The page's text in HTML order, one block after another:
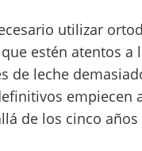
utilizar
estén atentos a
de leche
empiecen
de los cinco